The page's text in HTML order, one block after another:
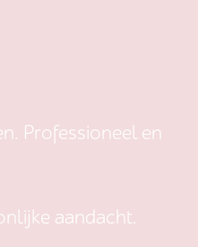
Professioneel en
aandacht.